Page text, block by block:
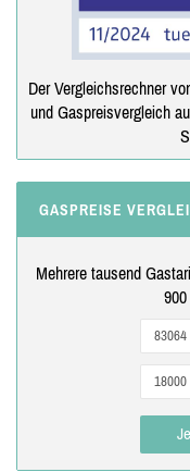
Der Vergleichsrechner
und Gaspreisvergleich
GASPREISE
Mehrere tausend